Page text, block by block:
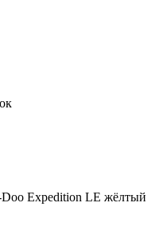
Expedition LE жёлтый